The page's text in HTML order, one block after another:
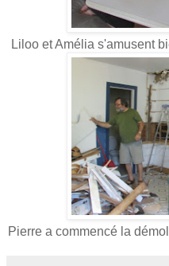
Liloo et Amélia s'amusent
Pierre a commencé la